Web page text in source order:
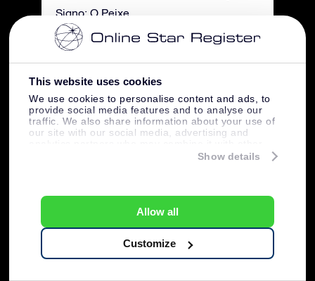
This website uses cookies
We use cookies to personalise content and ads, to
provide social media features and to analyse our
traffic. We also share information about your use of
our site with our social media, advertising and
information that you’ve provided to them or that
Show details
Allow all
Customize
Signo: O Peixe
Características: Flutuante, Profundo,
Imaginativo, Reativo, Indeciso
Créditos de imagem: Pixabay